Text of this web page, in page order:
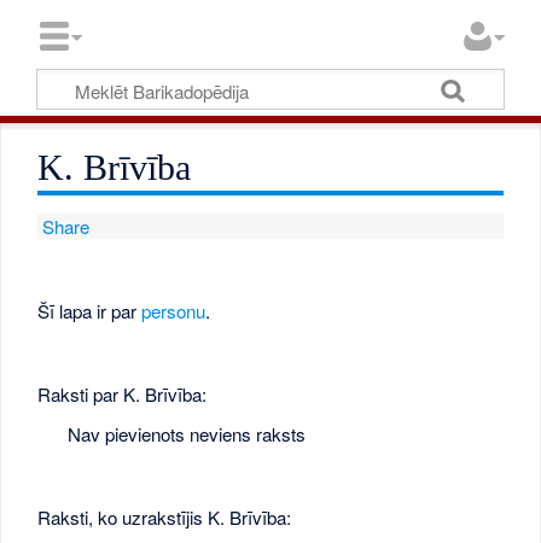
K. Brīvība
Share
Šī lapa ir parpersonu.
Raksti par K. Brīvība:
Nav pievienots neviens raksts
Raksti, ko uzrakstījis K. Brīvība: